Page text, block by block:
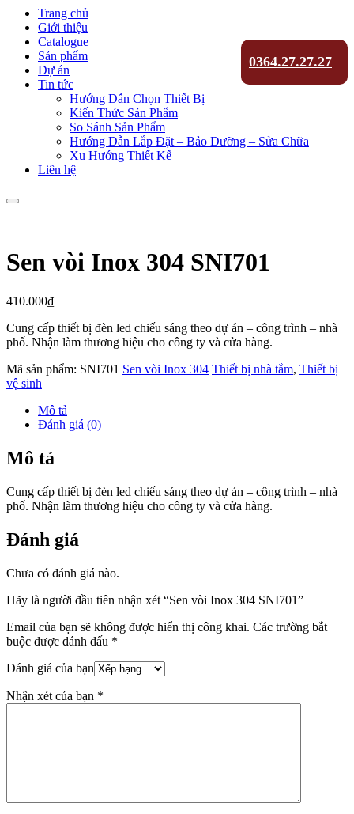
0364.27.27.27
Trang chủ
Giới thiệu
Catalogue
Sản phẩm
Dự án
Tin tức
Hướng Dẫn Chọn Thiết Bị
Kiến Thức Sản Phẩm
So Sánh Sản Phẩm
Hướng Dẫn Lắp Đặt – Bảo Dưỡng – Sửa Chữa
Xu Hướng Thiết Kế
Liên hệ
Sen vòi Inox 304 SNI701
410.000₫
Cung cấp thiết bị đèn led chiếu sáng theo dự án – công trình – nhà
phố. Nhận làm thương hiệu cho công ty và cửa hàng.
Mã sản phẩm: SNI701 Sen vòi Inox 304 Thiết bị nhà tắm, Thiết bị
vệ sinh
Mô tả
Đánh giá (0)
Mô tả
Cung cấp thiết bị đèn led chiếu sáng theo dự án – công trình – nhà
phố. Nhận làm thương hiệu cho công ty và cửa hàng.
Đánh giá
Chưa có đánh giá nào.
Hãy là người đầu tiên nhận xét “Sen vòi Inox 304 SNI701”
Email của bạn sẽ không được hiển thị công khai. Các trường bắt
buộc được đánh dấu *
Đánh giá của bạn
Nhận xét của bạn *